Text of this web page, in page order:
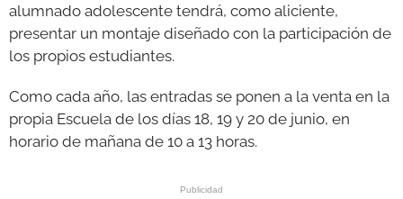
alumnado adolescente tendrá, como aliciente,
presentar un montaje diseñado con la participación de
los propios estudiantes.
Como cada año, las entradas se ponen a la venta en la
propia Escuela de los días 18, 19 y 20 de junio, en
horario de mañana de 10 a 13 horas.